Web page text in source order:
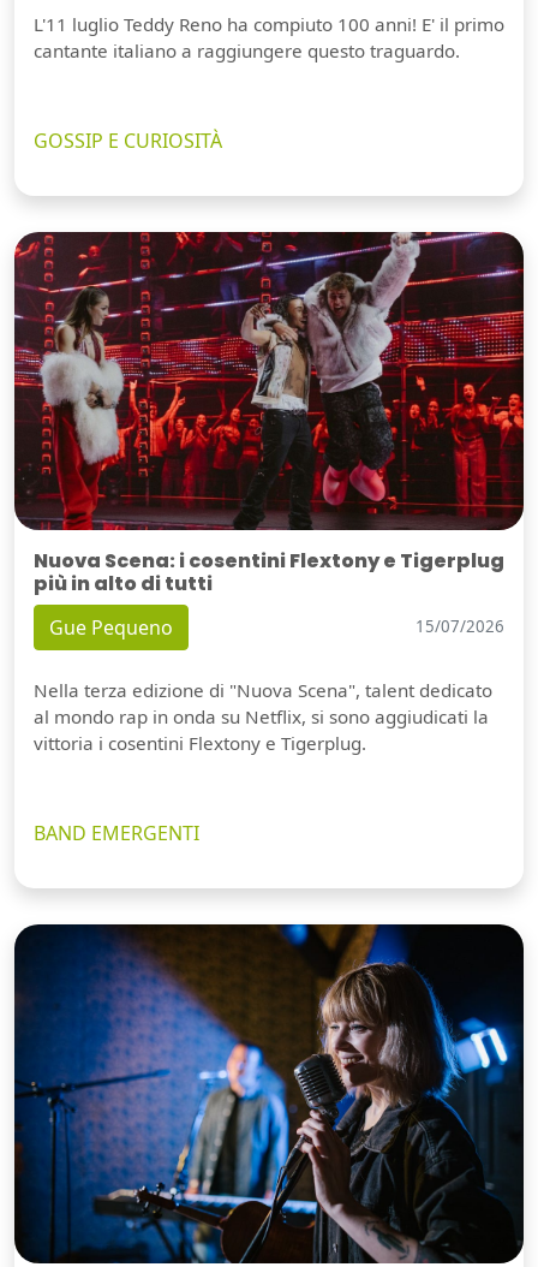
L'11 luglio Teddy Reno ha compiuto 100 anni! E' il primo
cantante italiano a raggiungere questo traguardo.
GOSSIP E CURIOSITÀ
Nuova Scena: i cosentini Flextony e Tigerplug
più in alto di tutti
Gue Pequeno 15/07/2026
Nella terza edizione di "Nuova Scena", talent dedicato
al mondo rap in onda su Netflix, si sono aggiudicati la
vittoria i cosentini Flextony e Tigerplug.
BAND EMERGENTI